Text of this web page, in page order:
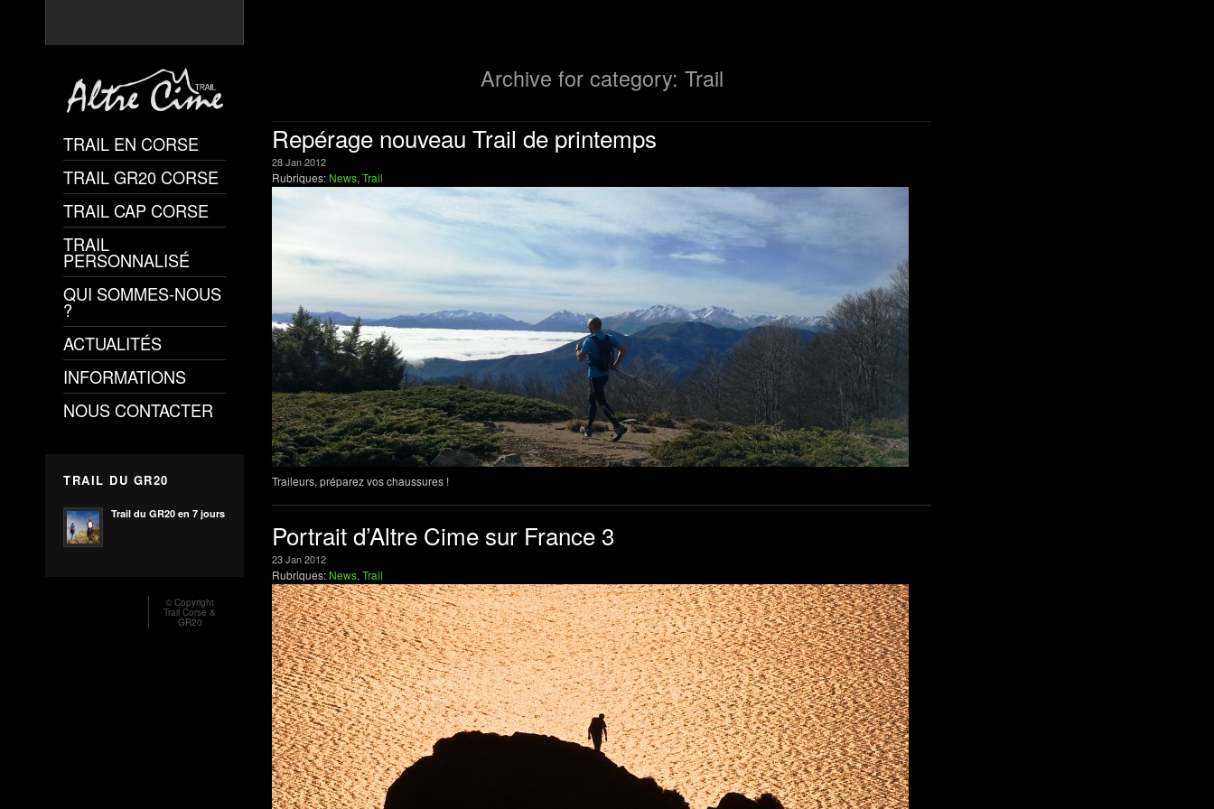
Archive for category: Trail
Repérage nouveau Trail de printemps
28Jan2012
Rubriques: News, Trail
Traileurs, préparez vos chaussures !
Portrait d’Altre Cime sur France 3
23Jan2012
Rubriques: News, Trail
TRAIL EN CORSE
TRAIL GR20 CORSE
TRAIL CAP CORSE
TRAIL
PERSONNALISÉ
QUI SOMMES-NOUS
?
ACTUALITÉS
INFORMATIONS
NOUS CONTACTER
TRAIL DU GR20
Trail du GR20 en 7 jours
© Copyright
Trail Corse &
GR20